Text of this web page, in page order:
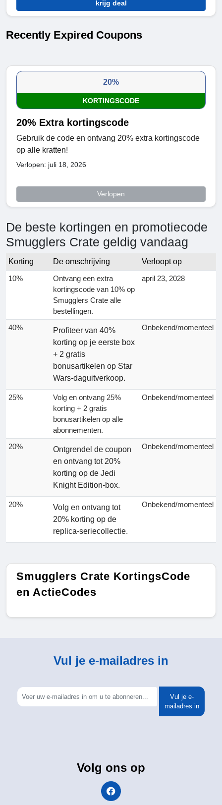
krijg deal
Recently Expired Coupons
20%
KORTINGSCODE
20% Extra kortingscode
Gebruik de code en ontvang 20% extra kortingscode
op alle kratten!
Verlopen: juli 18, 2026
Verlopen
De beste kortingen en promotiecode
Smugglers Crate geldig vandaag
Korting De omschrijving
Verloopt op
10%
Ontvang een extra
kortingscode van 10% op
Smugglers Crate alle
bestellingen.
april 23, 2028
40% Profiteer van 40%
korting op je eerste box
+ 2 gratis
bonusartikelen op Star
Wars-daguitverkoop.
Onbekend/momenteel
25%
Volg en ontvang 25%
korting + 2 gratis
bonusartikelen op alle
abonnementen.
Onbekend/momenteel
20%
Ontgrendel de coupon
en ontvang tot 20%
korting op de Jedi
Knight Edition-box.
Onbekend/momenteel
20%
Volg en ontvang tot
20% korting op de
replica-seriecollectie.
Onbekend/momenteel
Smugglers Crate KortingsCode
en ActieCodes
Vul je e-mailadres in
Vul je e-
mailadres in
Volg ons op